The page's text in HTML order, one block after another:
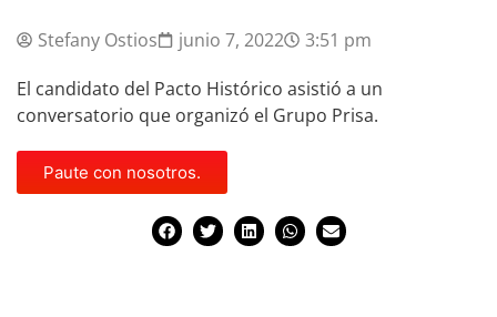
Stefany Ostios junio 7, 2022
3:51 pm
El candidato del Pacto Histórico asistió a un
conversatorio que organizó el Grupo Prisa.
Paute con nosotros.